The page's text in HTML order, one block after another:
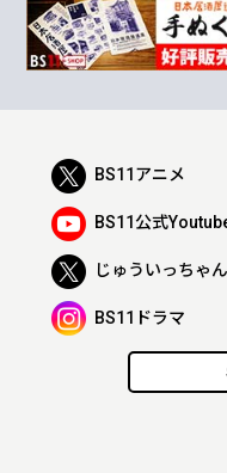
BS11アニメ
BS11公式
じゅういっちゃん
BS11ドラマ